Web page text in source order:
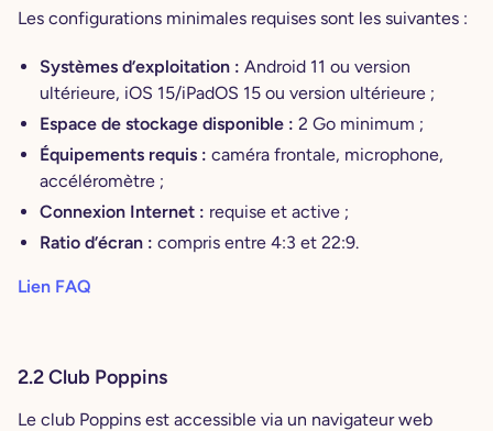
Les configurations minimales requises sont les suivantes :
Systèmes d’exploitation : Android 11 ou version
ultérieure, iOS 15/iPadOS 15 ou version ultérieure ;
Espace de stockage disponible : 2 Go minimum ;
Équipements requis : caméra frontale, microphone,
accéléromètre ;
Connexion Internet : requise et active ;
Ratio d’écran : compris entre 4:3 et 22:9.
Lien FAQ
2.2 Club Poppins
Le club Poppins est accessible via un navigateur web